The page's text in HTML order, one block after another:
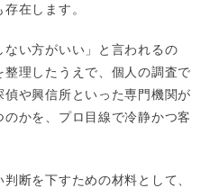
在します。
い方がいい」と言われるの
理したうえで、個人の調査で
や興信所といった専門機関が
かを、プロ目線で冷静かつ客
断を下すための材料として、